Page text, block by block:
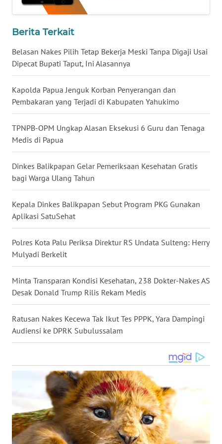
Berita Terkait
Belasan Nakes Pilih Tetap Bekerja Meski Tanpa Digaji Usai
Dipecat Bupati Taput, Ini Alasannya
Kapolda Papua Jenguk Korban Penyerangan dan
Pembakaran yang Terjadi di Kabupaten Yahukimo
TPNPB-OPM Ungkap Alasan Eksekusi 6 Guru dan Tenaga
Medis di Papua
Dinkes Balikpapan Gelar Pemeriksaan Kesehatan Gratis
bagi Warga Ulang Tahun
Kepala Dinkes Balikpapan Sebut Program PKG Gunakan
Aplikasi SatuSehat
Polres Kota Palu Periksa Direktur RS Undata Sulteng: Herry
Mulyadi Berkelit
Minta Transparan Kondisi Kesehatan, 238 Dokter-Nakes AS
Desak Donald Trump Rilis Rekam Medis
Ratusan Nakes Kecewa Tak Ikut Tes PPPK, Yara Dampingi
Audiensi ke DPRK Subulussalam
WN
WN
SUMBAR
WN
SUMSEL
WN
LAMPUNG
JATENG
NUSANTARA
JOGJA
WN
JATIM
WN
WN
KALTENG